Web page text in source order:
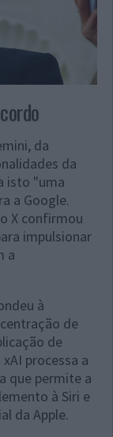
da
da
isto "uma
a Google.
X confirmou
impulsionar
a
à
de
de
processa a
que permite a
à Siri e
da Apple.